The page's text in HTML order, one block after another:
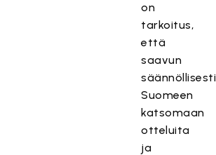
on
tarkoitus,
että
saavun
säännöllisesti
Suomeen
katsomaan
otteluita
ja